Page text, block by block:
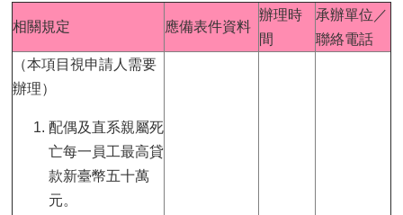
相關規定 應備表件資料
辦理時
間
承辦單位／
聯絡電話
（本項目視申請人需要
辦理）
配偶及直系親屬死
亡每一員工最高貸
款新臺幣五十萬
元。